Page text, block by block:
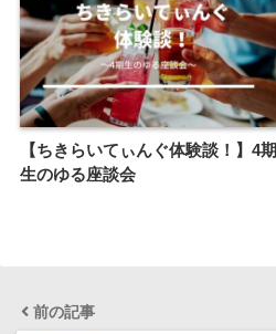
【ちきらいてぃんぐ体験談！】4期
生のゆる座談会
前の記事